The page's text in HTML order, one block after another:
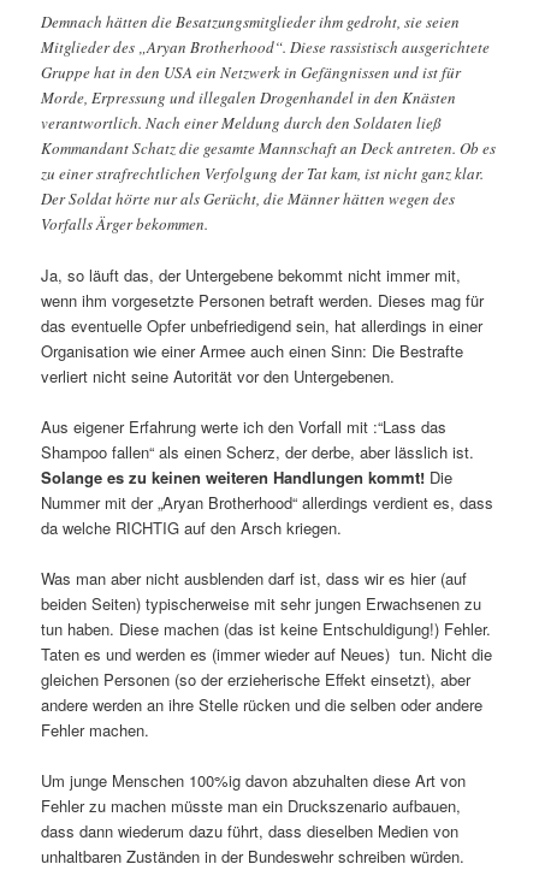
Demnach hätten die Besatzungsmitglieder ihm gedroht, sie seien
Mitglieder des „Aryan Brotherhood“. Diese rassistisch ausgerichtete
Gruppe hat in den USA ein Netzwerk in Gefängnissen und ist für
Morde, Erpressung und illegalen Drogenhandel in den Knästen
verantwortlich. Nach einer Meldung durch den Soldaten ließ
Kommandant Schatz die gesamte Mannschaft an Deck antreten. Ob es
zu einer strafrechtlichen Verfolgung der Tat kam, ist nicht ganz klar.
Der Soldat hörte nur als Gerücht, die Männer hätten wegen des
Vorfalls Ärger bekommen.
Ja, so läuft das, der Untergebene bekommt nicht immer mit,
wenn ihm vorgesetzte Personen betraft werden. Dieses mag für
das eventuelle Opfer unbefriedigend sein, hat allerdings in einer
Organisation wie einer Armee auch einen Sinn: Die Bestrafte
verliert nicht seine Autorität vor den Untergebenen.
Aus eigener Erfahrung werte ich den Vorfall mit :“Lass das
Shampoo fallen“ als einen Scherz, der derbe, aber lässlich ist.
Solange es zu keinen weiteren Handlungen kommt! Die
Nummer mit der „Aryan Brotherhood“ allerdings verdient es, dass
da welche RICHTIG auf den Arsch kriegen.
Was man aber nicht ausblenden darf ist, dass wir es hier (auf
beiden Seiten) typischerweise mit sehr jungen Erwachsenen zu
tun haben. Diese machen (das ist keine Entschuldigung!) Fehler.
Taten es und werden es (immer wieder auf Neues) tun. Nicht die
gleichen Personen (so der erzieherische Effekt einsetzt), aber
andere werden an ihre Stelle rücken und die selben oder andere
Fehler machen.
Um junge Menschen 100%ig davon abzuhalten diese Art von
Fehler zu machen müsste man ein Druckszenario aufbauen,
dass dann wiederum dazu führt, dass dieselben Medien von
unhaltbaren Zuständen in der Bundeswehr schreiben würden.